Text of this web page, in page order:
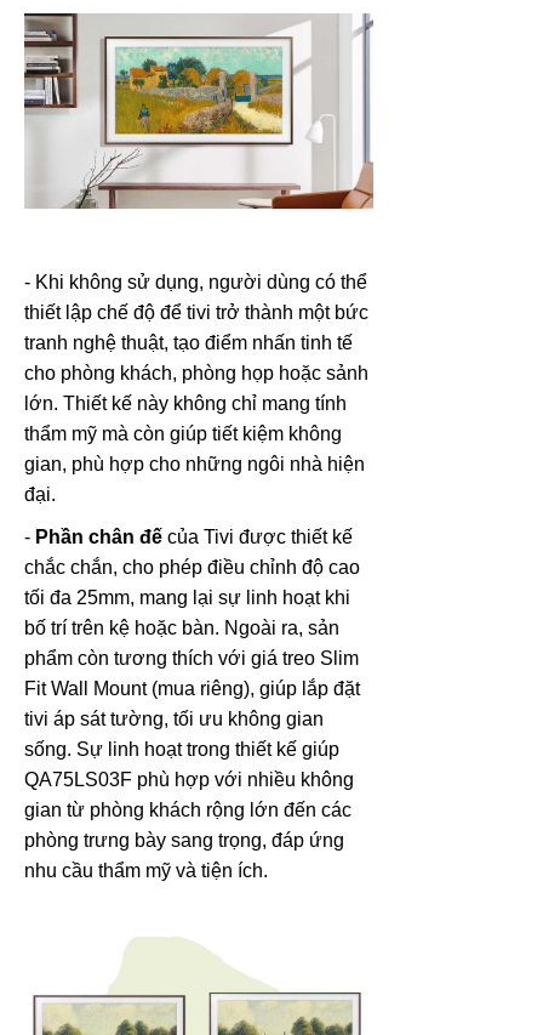
- Khi không sử dụng, người dùng có thể
thiết lập chế độ để tivi trở thành một bức
tranh nghệ thuật, tạo điểm nhấn tinh tế
cho phòng khách, phòng họp hoặc sảnh
lớn. Thiết kế này không chỉ mang tính
thẩm mỹ mà còn giúp tiết kiệm không
gian, phù hợp cho những ngôi nhà hiện
đại.
- Phần chân đế của Tivi được thiết kế
chắc chắn, cho phép điều chỉnh độ cao
tối đa 25mm, mang lại sự linh hoạt khi
bố trí trên kệ hoặc bàn. Ngoài ra, sản
phẩm còn tương thích với giá treo Slim
Fit Wall Mount (mua riêng), giúp lắp đặt
tivi áp sát tường, tối ưu không gian
sống. Sự linh hoạt trong thiết kế giúp
QA75LS03F phù hợp với nhiều không
gian từ phòng khách rộng lớn đến các
phòng trưng bày sang trọng, đáp ứng
nhu cầu thẩm mỹ và tiện ích.